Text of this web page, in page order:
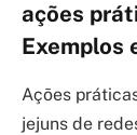
ações
Exemplos
Ações
jejuns de